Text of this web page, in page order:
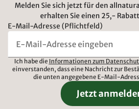
Melden Sie sich jetzt für den
erhalten Sie einen 25,-
E-Mail-Adresse (Pflichtfeld)
Ich habe die Informationen zum
einverstanden, dass eine Nachricht zur
die unten angegebene E-Mail-
Jetzt